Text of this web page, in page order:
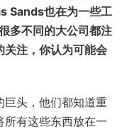
Sands也在为一些工
多不同的大公司都注
关注，你认为可能会
巨头，他们都知道重
有这些东西放在一